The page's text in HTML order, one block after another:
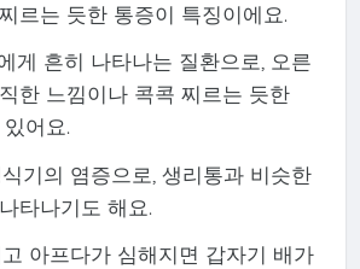
르는 듯한 통증이 특징이에요.
게 흔히 나타나는 질환으로, 오른
한 느낌이나 콕콕 찌르는 듯한
어요.
기의 염증으로, 생리통과 비슷한
타나기도 해요.
아프다가 심해지면 갑자기 배가